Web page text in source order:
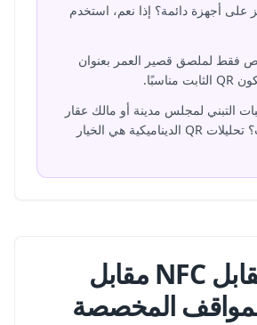
أجهزة دائمة؟ إذا نعم، استخدم
فقط لملصق قصير العمر بعنوان
التبني لمجلس مدينة أو مالك عقار
أو فريق عمليات؟ تحليلات QR الديناميكية هي الخيار
رمز QR مقابل NFC مقابل
المخصصة